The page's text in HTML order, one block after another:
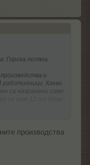
Горска поляна
и
работилници. Какво
са нахранени само
производства